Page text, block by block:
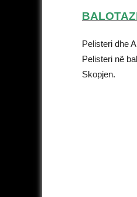
Pelisteri dhe
Pelisteri në
Skopjen.